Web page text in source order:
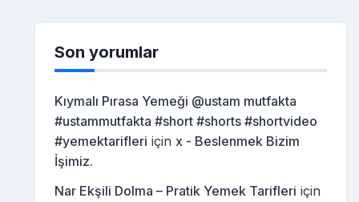
Son yorumlar
Kıymalı Pırasa Yemeği @ustam mutfakta
#ustammutfakta #short #shorts #shortvideo
#yemektarifleri için x - Beslenmek Bizim
İşimiz.
Nar Ekşili Dolma – Pratik Yemek Tarifleri için